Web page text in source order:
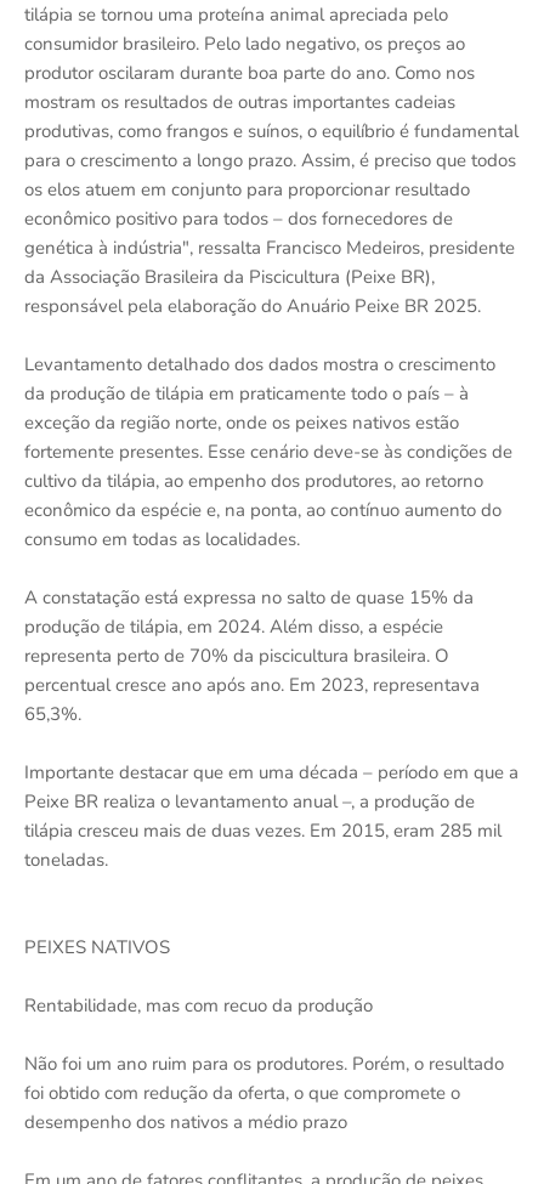
tilápia se tornou uma proteína animal apreciada pelo
consumidor brasileiro. Pelo lado negativo, os preços ao
produtor oscilaram durante boa parte do ano. Como nos
mostram os resultados de outras importantes cadeias
produtivas, como frangos e suínos, o equilíbrio é fundamental
para o crescimento a longo prazo. Assim, é preciso que todos
os elos atuem em conjunto para proporcionar resultado
econômico positivo para todos – dos fornecedores de
genética à indústria", ressalta Francisco Medeiros, presidente
da Associação Brasileira da Piscicultura (Peixe BR),
responsável pela elaboração do Anuário Peixe BR 2025.
Levantamento detalhado dos dados mostra o crescimento
da produção de tilápia em praticamente todo o país – à
exceção da região norte, onde os peixes nativos estão
fortemente presentes. Esse cenário deve-se às condições de
cultivo da tilápia, ao empenho dos produtores, ao retorno
econômico da espécie e, na ponta, ao contínuo aumento do
consumo em todas as localidades.
A constatação está expressa no salto de quase 15% da
produção de tilápia, em 2024. Além disso, a espécie
representa perto de 70% da piscicultura brasileira. O
percentual cresce ano após ano. Em 2023, representava
65,3%.
Importante destacar que em uma década – período em que a
Peixe BR realiza o levantamento anual –, a produção de
tilápia cresceu mais de duas vezes. Em 2015, eram 285 mil
toneladas.
PEIXES NATIVOS
Rentabilidade, mas com recuo da produção
Não foi um ano ruim para os produtores. Porém, o resultado
foi obtido com redução da oferta, o que compromete o
desempenho dos nativos a médio prazo